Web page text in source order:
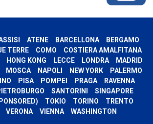
ATENE BARCELLONA
BERGAMO
TERRE COMO
COSTIERA AMALFITANA
HONG KONG LECCE LONDRA
MADRID
MOSCA NAPOLI NEW YORK
PALERMO
PISA POMPEI PRAGA
RAVENNA
SANTORINI
SINGAPORE
TOKIO TORINO
TRENTO
VERONA VIENNA WASHINGTON